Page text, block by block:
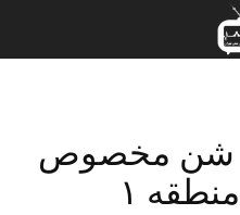
تن شن مخصوص
۱